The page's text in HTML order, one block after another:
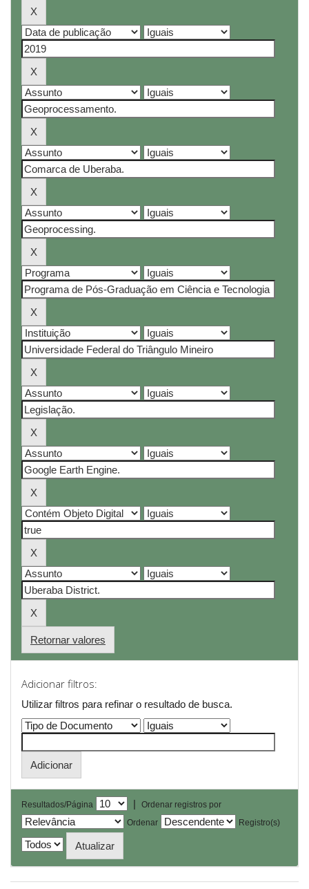
Retornar valores
Adicionar filtros:
Utilizar filtros para refinar o resultado de busca.
Resultados/Página |
Ordenar registros por
Ordenar
Registro(s)